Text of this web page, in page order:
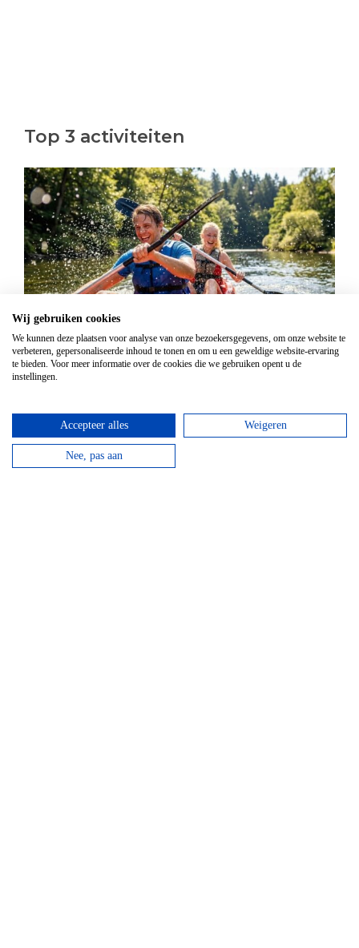
Top 3 activiteiten
Kanovaren
Vanaf
Kanovaren moet je echt doen in de Ardennen! Boek
nu jouw avontuur op het water!
bekijken
Wij gebruiken cookies
We kunnen deze plaatsen voor analyse van onze bezoekersgegevens, om onze website te
verbeteren, gepersonaliseerde inhoud te tonen en om u een geweldige website-ervaring
te bieden. Voor meer informatie over de cookies die we gebruiken opent u de
instellingen.
Accepteer alles Weigeren
Nee, pas aan